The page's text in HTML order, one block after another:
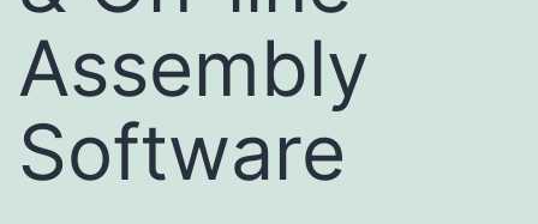
Assembly
Software